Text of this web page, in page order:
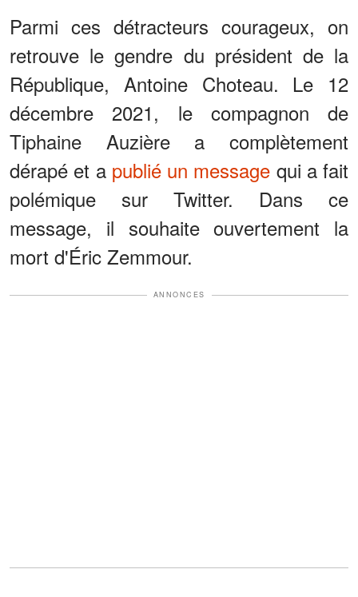
Parmi ces détracteurs courageux, on
retrouve le gendre du président de la
République, Antoine Choteau. Le 12
décembre 2021, le compagnon de
Tiphaine Auzière a complètement
dérapé et a publié un message qui a fait
polémique sur Twitter. Dans ce
message, il souhaite ouvertement la
mort d'Éric Zemmour.
ANNONCES